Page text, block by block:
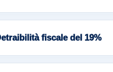
fiscale del 19%